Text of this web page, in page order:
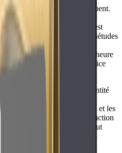
d’acheteurs se trompent.
abordable, mais elle peut se
débit si la demande en eau est
la maison en cas d’inquiétudes
estimez le nombre de
utilisant l’eau pendant l’heure
demande au débit de service
la capacité en grains à la quantité
de dureté. Pour les filtres,
la valeur en microns et les
RO, vérifiez le taux de production
Surdimensionner peut
dimensionner provoque des
fréquent.